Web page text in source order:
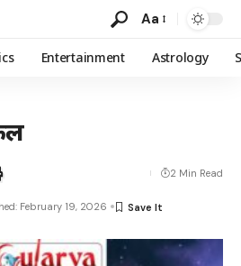
Aa
Entertainment Astrology
February 19, 2026
2 Min Read